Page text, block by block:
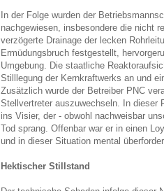
In der Folge wurden der
nachgewiesen, insbesondere die nicht
verzögerte Drainage der lecken
Ermüdungsbruch festgestellt,
Umgebung. Die staatliche
Stilllegung der Kernkraftwerks an und
Zusätzlich wurde der Betreiber PNC
Stellvertreter auszuwechseln. In dieser
ins Visier, der - obwohl nachweisbar
Tod sprang. Offenbar war er in einen
und in dieser Situation mental
Hektischer Stillstand